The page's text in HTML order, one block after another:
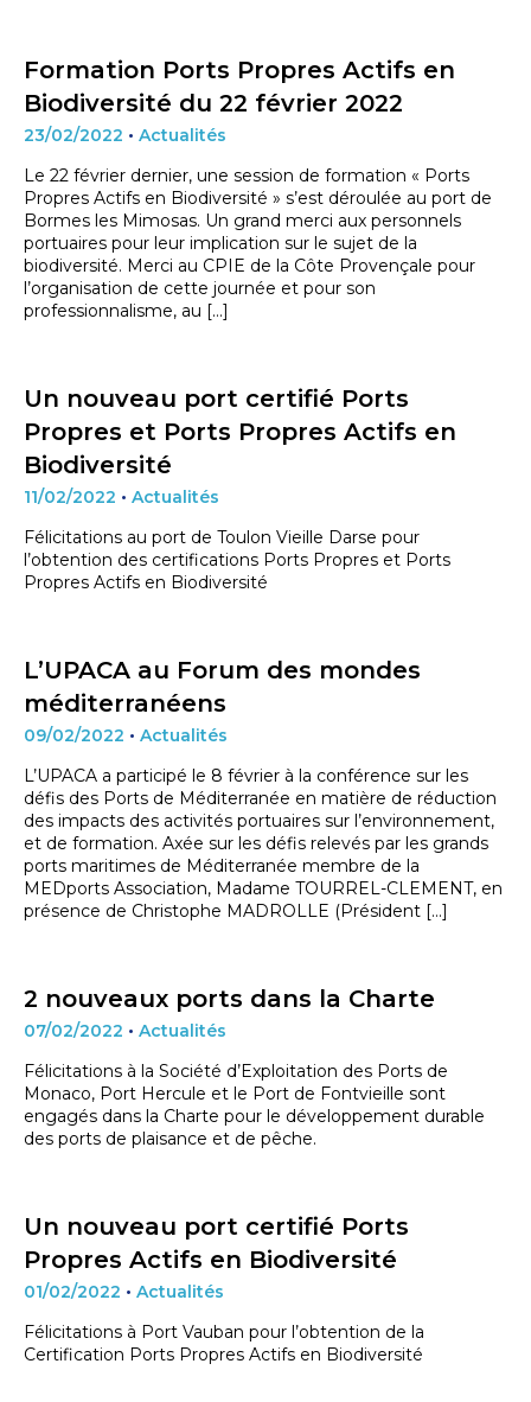
Formation Ports Propres Actifs en
Biodiversité du 22 février 2022
23/02/2022 • Actualités
Le 22 février dernier, une session de formation « Ports
Propres Actifs en Biodiversité » s’est déroulée au port de
Bormes les Mimosas. Un grand merci aux personnels
portuaires pour leur implication sur le sujet de la
biodiversité. Merci au CPIE de la Côte Provençale pour
l’organisation de cette journée et pour son
professionnalisme, au […]
Un nouveau port certifié Ports
Propres et Ports Propres Actifs en
Biodiversité
11/02/2022 • Actualités
Félicitations au port de Toulon Vieille Darse pour
l’obtention des certifications Ports Propres et Ports
Propres Actifs en Biodiversité
L’UPACA au Forum des mondes
méditerranéens
09/02/2022 • Actualités
L’UPACA a participé le 8 février à la conférence sur les
défis des Ports de Méditerranée en matière de réduction
des impacts des activités portuaires sur l’environnement,
et de formation. Axée sur les défis relevés par les grands
ports maritimes de Méditerranée membre de la
MEDports Association, Madame TOURREL-CLEMENT, en
présence de Christophe MADROLLE (Président […]
2 nouveaux ports dans la Charte
07/02/2022 • Actualités
Félicitations à la Société d’Exploitation des Ports de
Monaco, Port Hercule et le Port de Fontvieille sont
engagés dans la Charte pour le développement durable
des ports de plaisance et de pêche.
Un nouveau port certifié Ports
Propres Actifs en Biodiversité
01/02/2022 • Actualités
Félicitations à Port Vauban pour l’obtention de la
Certification Ports Propres Actifs en Biodiversité